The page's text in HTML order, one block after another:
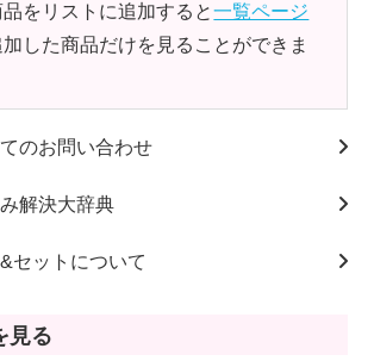
をリストに追加すると一覧ページ
した商品だけを見ることができま
のお問い合わせ
解決大辞典
セットについて
見る